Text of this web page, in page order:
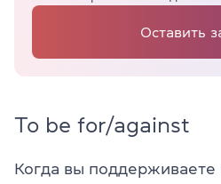
Оставить
To be for/against
Когда вы поддерживаете